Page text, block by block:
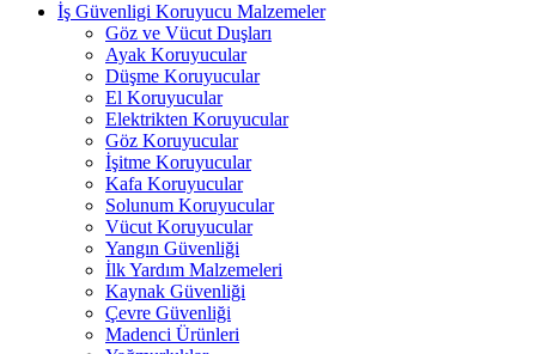
İş Güvenligi Koruyucu Malzemeler
Göz ve Vücut Duşları
Ayak Koruyucular
Düşme Koruyucular
El Koruyucular
Elektrikten Koruyucular
Göz Koruyucular
İşitme Koruyucular
Kafa Koruyucular
Solunum Koruyucular
Vücut Koruyucular
Yangın Güvenliği
İlk Yardım Malzemeleri
Kaynak Güvenliği
Çevre Güvenliği
Madenci Ürünleri